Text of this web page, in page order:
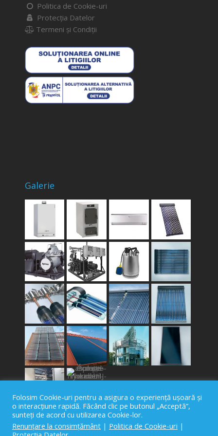
Politica de Cookie-uri
Protecția Datelor
Termeni și Condiții
Galerie
Folosim Cookie-uri pentru a asigura o experiență ușoară și
o interacțiune rapidă. Făcând clic pe butonul „Acceptă”,
sunteți de acord cu utilizarea Cookie-lor.
Renunțare la consimțământ | Politica de Cookie-uri |